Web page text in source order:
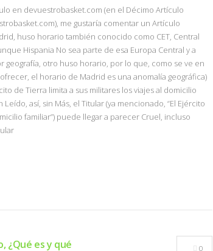
en devuestrobasket.com (en el Décimo Artículo
me gustaría comentar un Artículo
huso horario también conocido como CET, Central
Hispania No sea parte de esa Europa Central y a
otro huso horario, por lo que, como se ve en
el horario de Madrid es una anomalía geográfica)
de Tierra limita a sus militares los viajes al domicilio
así, sin Más, el Titular (ya mencionado, “El Ejército
familiar”) puede llegar a parecer Cruel, incluso
¿Qué es y qué 0